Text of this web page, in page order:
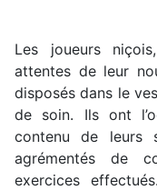
Les joueurs
attentes de leur
disposés dans le
de soin. Ils ont
contenu de leurs
agrémentés de
exercices